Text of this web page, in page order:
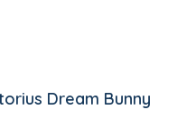
Dream Bunny